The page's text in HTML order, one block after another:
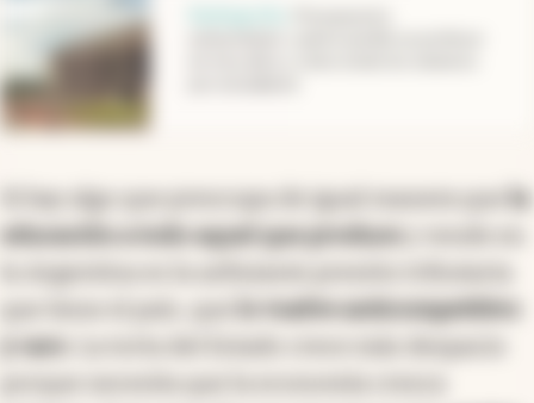
Si hay algo que preocupa de igual manera que
educación a todo aquel que produce
lo vuelve anticompetitivo
y caro